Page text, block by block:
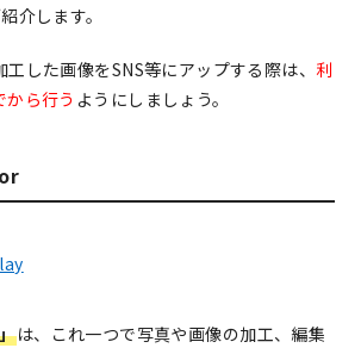
介します。
した画像をSNS等にアップする際は、利
から行う ようにしましょう。
は、これ一つで写真や画像の加工、編集